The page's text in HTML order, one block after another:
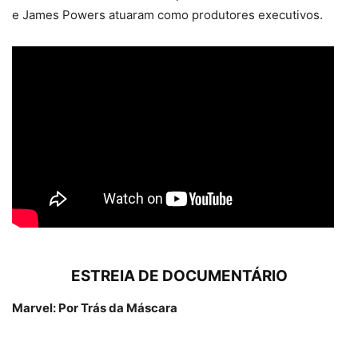
e James Powers atuaram como produtores executivos.
ESTREIA DE DOCUMENTÁRIO
Marvel: Por Trás da Máscara